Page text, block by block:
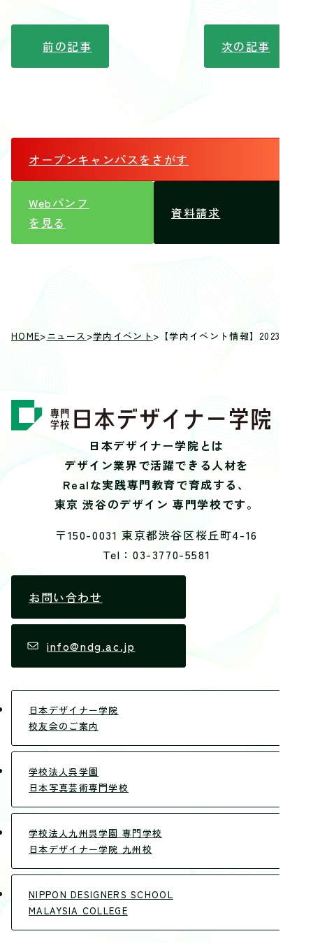
前の記事 次の記事
オープンキャンパスをさがす
Webパンフ
を見る
資料請求
HOME>ニュース >学内イベント > 【学内イベント情報】2023年度
日本デザイナー学院とは
デザイン業界で活躍できる人材を
Realな実践専門教育で育成する、
東京 渋谷のデザイン 専門学校です。
〒150-0031 東京都渋谷区桜丘町4-16
Tel：03-3770-5581
お問い合わせ
info@ndg.ac.jp
日本デザイナー学院
校友会のご案内
学校法人呉学園
日本写真芸術専門学校
学校法人九州呉学園 専門学校
日本デザイナー学院 九州校
NIPPON DESIGNERS SCHOOL
MALAYSIA COLLEGE